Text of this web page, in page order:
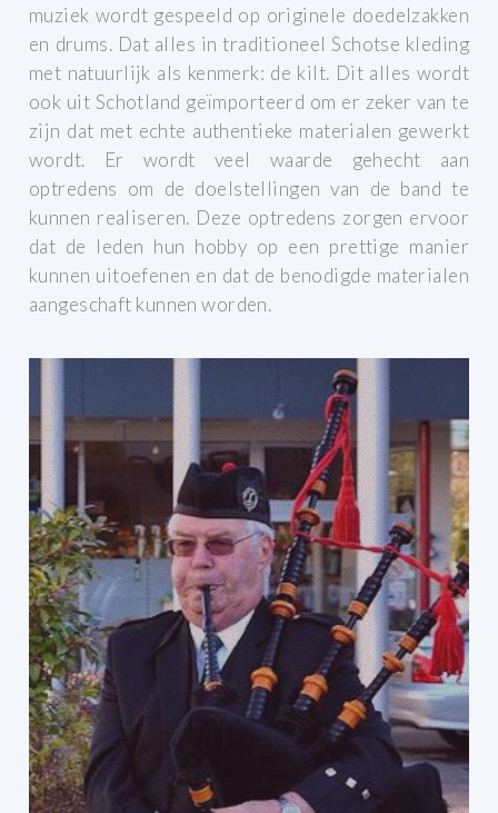
muziek wordt gespeeld op originele doedelzakken
en drums. Dat alles in traditioneel Schotse kleding
met natuurlijk als kenmerk: de kilt. Dit alles wordt
ook uit Schotland geïmporteerd om er zeker van te
zijn dat met echte authentieke materialen gewerkt
wordt.
Er wordt veel waarde gehecht aan
optredens om de doelstellingen van de band te
kunnen realiseren. Deze optredens zorgen ervoor
dat de leden hun hobby op een prettige manier
kunnen uitoefenen en dat de benodigde materialen
aangeschaft kunnen worden.